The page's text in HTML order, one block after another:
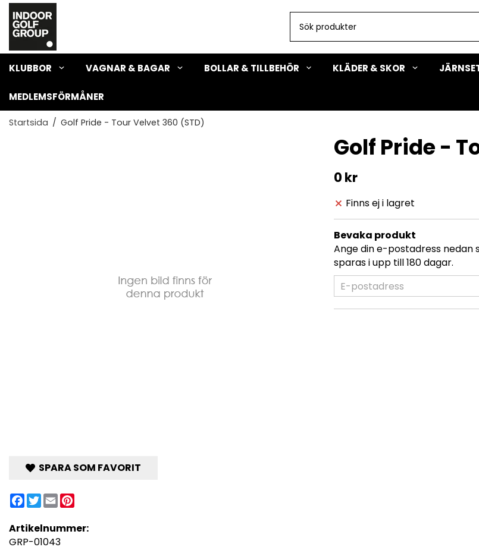
KLUBBOR VAGNAR & BAGAR BOLLAR & TILLBEHÖR KLÄDER & SKOR
MEDLEMSFÖRMÅNER
Startsida / Golf Pride - Tour Velvet 360 (STD)
Golf Pride -
0 kr
Finns ej i lagret
Bevaka produkt
Ange din e-postadress nedan
sparas i upp till 180 dagar.
SPARA SOM FAVORIT
Facebook
Twitter
Email
Artikelnummer:
GRP-01043